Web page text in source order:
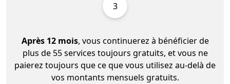
3
Après 12 mois, vous continuerez à bénéficier de
plus de 55 services toujours gratuits, et vous ne
paierez toujours que ce que vous utilisez au-delà de
vos montants mensuels gratuits.